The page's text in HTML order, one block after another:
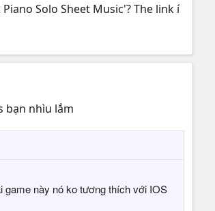
Solo Sheet Music'? The link í
bạn nhìu lắm
game này nó ko tương thích với IOS